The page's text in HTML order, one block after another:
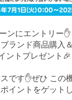
ンにエントリー
ランド商品購入
ントプレゼント🎉
です✋ぜひ この
イントをゲット